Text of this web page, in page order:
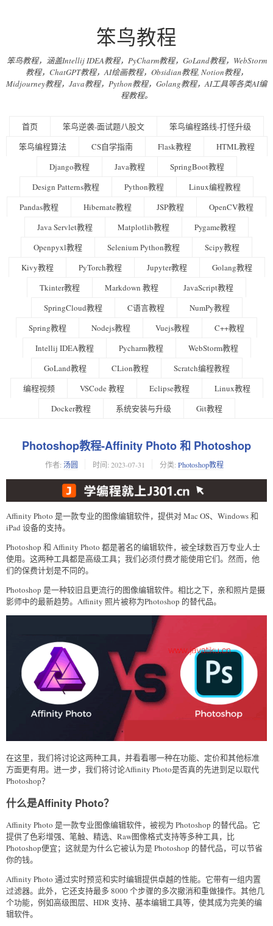
笨鸟教程
笨鸟教程，涵盖Intellij IDEA教程，PyCharm教程，GoLand教程，WebStorm
教程，ChatGPT教程，AI绘画教程，Obsidian教程, Notion教程，
Midjourney教程，Java教程，Python教程，Golang教程，AI工具等各类AI编
程教程。
首页 笨鸟逆袭-面试题八股文
笨鸟编程路线-打怪升级
笨鸟编程算法
CS自学指南 Flask教程
HTML教程
Django教程
Java教程
SpringBoot教程
Design Patterns教程
Python教程
Linux编程教程
Pandas教程
Hibernate教程 JSP教程
OpenCV教程
Java Servlet教程
Matplotlib教程
Pygame教程
Openpyxl教程
Selenium Python教程
Scipy教程
Kivy教程
PyTorch教程 Jupyter教程
Golang教程
Tkinter教程
Markdown 教程
JavaScript教程
SpringCloud教程
C语言教程
NumPy教程
Spring教程
Nodejs教程 Vuejs教程
C++教程
Intellij IDEA教程
Pycharm教程
WebStorm教程
GoLand教程
CLion教程
Scratch编程教程
编程视频
VSCode 教程 Eclipse教程
Linux教程
Docker教程
系统安装与升级 Git教程
Photoshop教程-Affinity Photo 和 Photoshop
作者: 汤圆 时间: 2023-07-31 分类: Photoshop教程
Affinity Photo 是一款专业的图像编辑软件，提供对 Mac OS、Windows 和
iPad 设备的支持。
Photoshop 和 Affinity Photo 都是著名的编辑软件，被全球数百万专业人士
使用。这两种工具都是高级工具；我们必须付费才能使用它们。然而，他
们的保费计划是不同的。
Photoshop 是一种较旧且更流行的图像编辑软件。相比之下，亲和照片是摄
影师中的最新趋势。Affinity 照片被称为Photoshop 的替代品。
在这里，我们将讨论这两种工具，并看看哪一种在功能、定价和其他标准
方面更有用。进一步，我们将讨论Affinity Photo是否真的先进到足以取代
Photoshop？
什么是Affinity Photo？
Affinity Photo 是一款专业图像编辑软件，被视为 Photoshop 的替代品。它
提供了色彩增强、笔触、精选、Raw图像格式支持等多种工具，比
Photoshop便宜；这就是为什么它被认为是 Photoshop 的替代品，可以节省
你的钱。
Affinity Photo 通过实时预览和实时编辑提供卓越的性能。它带有一组内置
过滤器。此外，它还支持最多 8000 个步骤的多次撤消和重做操作。其他几
个功能，例如高级图层、HDR 支持、基本编辑工具等，使其成为完美的编
辑软件。